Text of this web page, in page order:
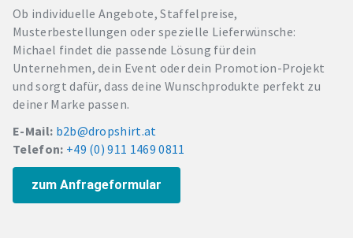
Ob individuelle Angebote, Staffelpreise,
Musterbestellungen oder spezielle Lieferwünsche:
Michael findet die passende Lösung für dein
Unternehmen, dein Event oder dein Promotion-Projekt
und sorgt dafür, dass deine Wunschprodukte perfekt zu
deiner Marke passen.
E-Mail: b2b@dropshirt.at
Telefon: +49 (0) 911 1469 0811
zum Anfrageformular